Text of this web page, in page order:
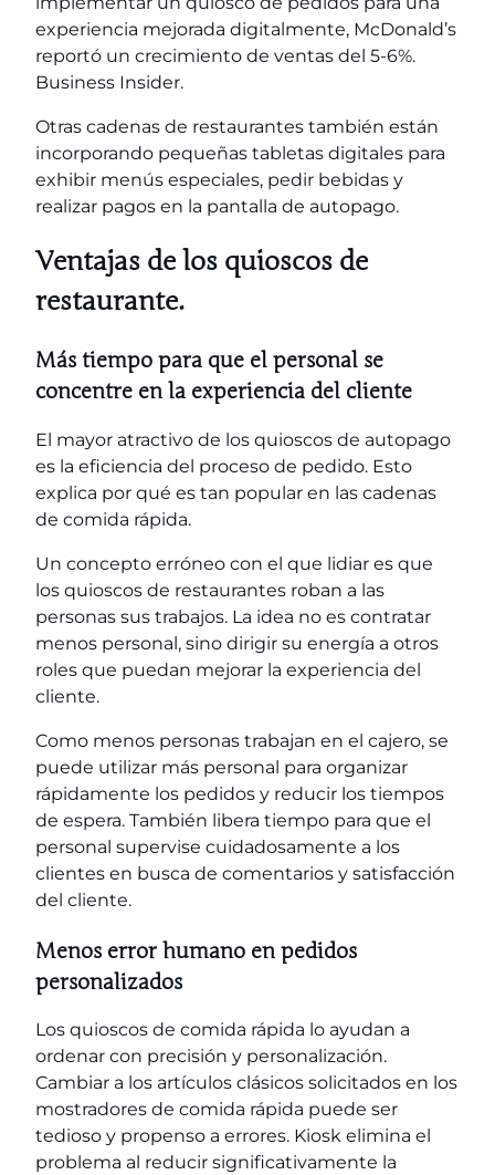
experiencia mejorada digitalmente, McDonald’s
reportó un crecimiento de ventas del 5-6%.
Business Insider.
Otras cadenas de restaurantes también están
incorporando pequeñas tabletas digitales para
exhibir menús especiales, pedir bebidas y
realizar pagos en la pantalla de autopago.
Ventajas de los quioscos de
restaurante.
Más tiempo para que el personal se
concentre en la experiencia del cliente
El mayor atractivo de los quioscos de autopago
es la eficiencia del proceso de pedido. Esto
explica por qué es tan popular en las cadenas
de comida rápida.
Un concepto erróneo con el que lidiar es que
los quioscos de restaurantes roban a las
personas sus trabajos. La idea no es contratar
menos personal, sino dirigir su energía a otros
roles que puedan mejorar la experiencia del
cliente.
Como menos personas trabajan en el cajero, se
puede utilizar más personal para organizar
rápidamente los pedidos y reducir los tiempos
de espera. También libera tiempo para que el
personal supervise cuidadosamente a los
clientes en busca de comentarios y satisfacción
del cliente.
Menos error humano en pedidos
personalizados
Los quioscos de comida rápida lo ayudan a
ordenar con precisión y personalización.
Cambiar a los artículos clásicos solicitados en los
mostradores de comida rápida puede ser
tedioso y propenso a errores. Kiosk elimina el
problema al reducir significativamente la